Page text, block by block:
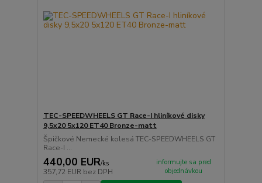
TEC-SPEEDWHEELS GT Race-I hliníkové disky
9,5x20 5x120 ET40 Bronze-matt
Špičkové Nemecké kolesá TEC-SPEEDWHEELS GT
Race-I ...
440,00 EUR/ks
357,72 EUR bez DPH
informujte sa pred
objednávkou